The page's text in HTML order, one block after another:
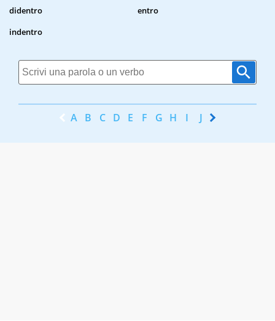
didentro
entro
indentro
A B C D E F G H I J K